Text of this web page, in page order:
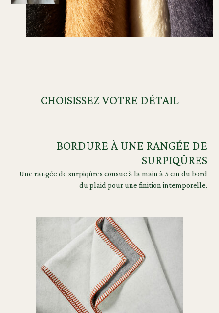
CHOISISSEZ VOTRE DÉTAIL
BORDURE À UNE RANGÉE DE
SURPIQÛRES
Une rangée de surpiqûres cousue à la main à 5 cm du bord
du plaid pour une finition intemporelle.